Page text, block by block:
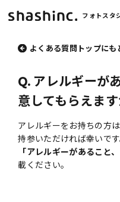
フォトスタ
よくある質問トップにも
Q. アレルギーが
意してもらえます
アレルギーをお持ちの方
持参いただければ幸いです
「アレルギーがあること
載ください。